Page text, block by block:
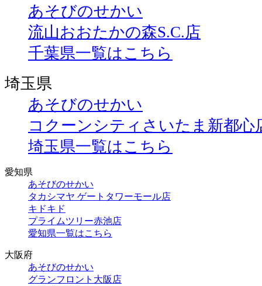
あそびのせかい
流山おおたかの森S.C.店
千葉県一覧はこちら
埼玉県
あそびのせかい
コクーンシティさいたま新都心
埼玉県一覧はこちら
愛知県
あそびのせかい
タカシマヤ ゲートタワーモール店
キドキド
プライムツリー赤池店
愛知県一覧はこちら
大阪府
あそびのせかい
グランフロント大阪店